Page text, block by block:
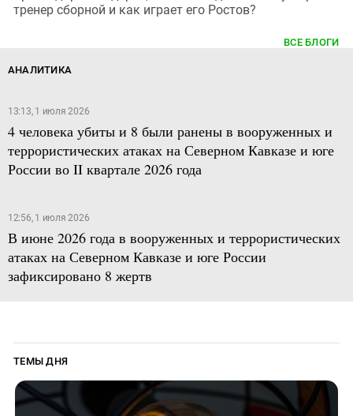
тренер сборной и как играет его Ростов?
ВСЕ БЛОГИ
АНАЛИТИКА
13:13, 1 июля 2026
4 человека убиты и 8 были ранены в вооруженных и
террористических атаках на Северном Кавказе и юге
России во II квартале 2026 года
12:56, 1 июля 2026
В июне 2026 года в вооруженных и террористических
атаках на Северном Кавказе и юге России
зафиксировано 8 жертв
ТЕМЫ ДНЯ